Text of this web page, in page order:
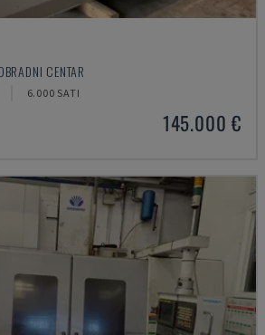
CENTAR
6.000 SATI
145.000 €